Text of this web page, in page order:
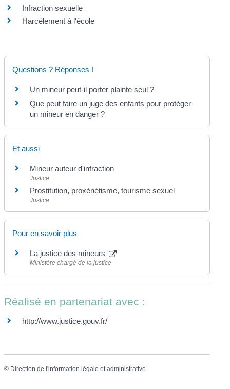
Infraction sexuelle
Harcèlement à l'école
Questions ? Réponses !
Un mineur peut-il porter plainte seul ?
Que peut faire un juge des enfants pour protéger
un mineur en danger ?
Et aussi
Mineur auteur d'infraction
Justice
Prostitution, proxénétisme, tourisme sexuel
Justice
Pour en savoir plus
La justice des mineurs
Ministère chargé de la justice
Réalisé en partenariat avec :
http://www.justice.gouv.fr/
© Direction de l'information légale et administrative